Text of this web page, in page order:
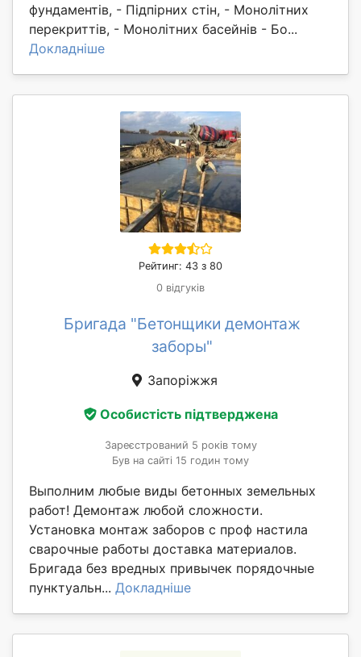
фундаментів, - Підпірних стін, - Монолітних
перекриттів, - Монолітних басейнів - Бо...
Докладніше
Рейтинг: 43 з 80
0 відгуків
Бригада "Бетонщики демонтаж
заборы"
Запоріжжя
Особистість підтверджена
Зареєстрований 5 років тому
Був на сайті 15 годин тому
Выполним любые виды бетонных земельных
работ! Демонтаж любой сложности.
Установка монтаж заборов с проф настила
сварочные работы доставка материалов.
Бригада без вредных привычек порядочные
пунктуальн... Докладніше